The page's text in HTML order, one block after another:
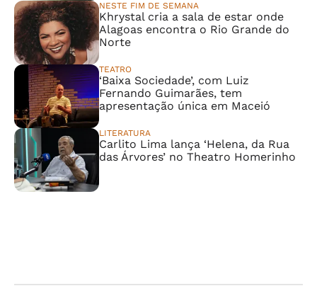
NESTE FIM DE SEMANA
Khrystal cria a sala de estar onde
Alagoas encontra o Rio Grande do
Norte
TEATRO
‘Baixa Sociedade’, com Luiz
Fernando Guimarães, tem
apresentação única em Maceió
LITERATURA
Carlito Lima lança ‘Helena, da Rua
das Árvores’ no Theatro Homerinho